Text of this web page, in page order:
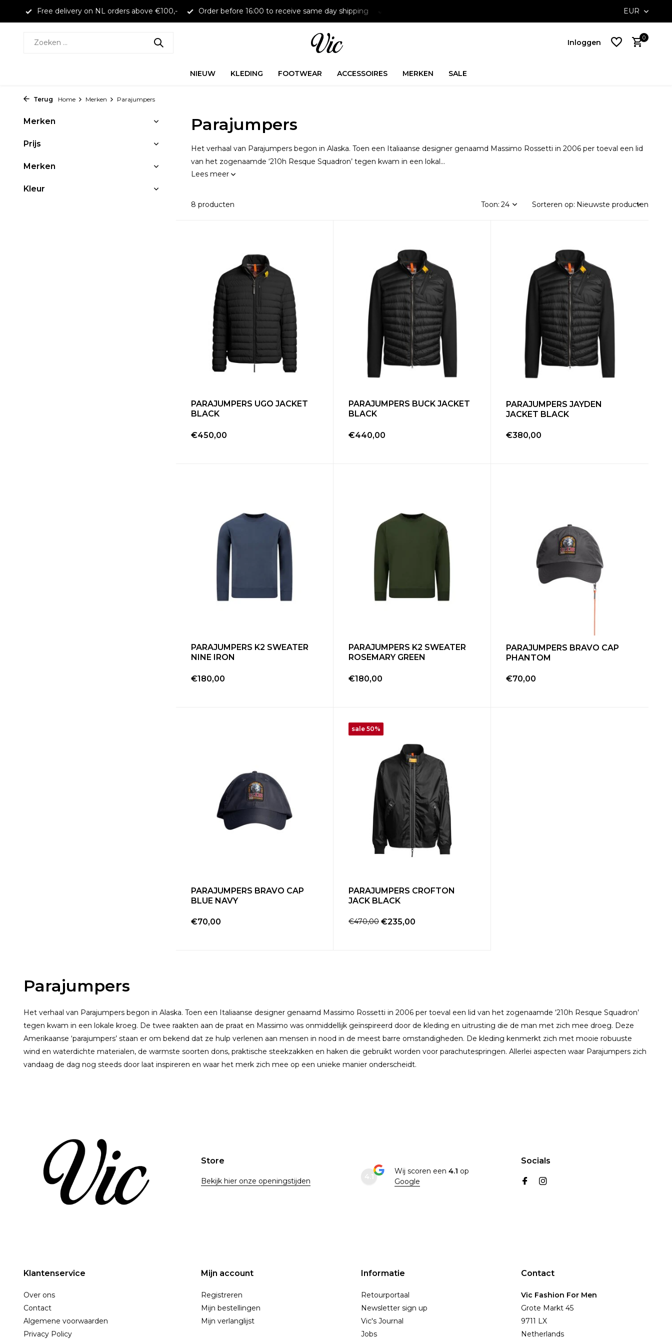
Free delivery on NL orders above €100,- Order before 16:00 to receive same day shipping Free delivery on NL orders above €100,-
EUR
Inloggen
0
NIEUW KLEDING FOOTWEAR ACCESSOIRES MERKEN SALE
Terug Home Merken Parajumpers
Merken
Prijs
Merken
Kleur
Parajumpers
Het verhaal van Parajumpers begon in Alaska. Toen een Italiaanse designer genaamd Massimo Rossetti in 2006 per toeval een lid
van het zogenaamde ‘210h Resque Squadron’ tegen kwam in een lokal...
Lees meer
8 producten Toon: Sorteren op:
PARAJUMPERS UGO JACKET
BLACK
€450,00
PARAJUMPERS BUCK JACKET
BLACK
€440,00
PARAJUMPERS JAYDEN
JACKET BLACK
€380,00
PARAJUMPERS K2 SWEATER
NINE IRON
€180,00
PARAJUMPERS K2 SWEATER
ROSEMARY GREEN
€180,00
PARAJUMPERS BRAVO CAP
PHANTOM
€70,00
PARAJUMPERS BRAVO CAP
BLUE NAVY
€70,00
sale 50%
PARAJUMPERS CROFTON
JACK BLACK
€470,00 €235,00
Parajumpers
Het verhaal van Parajumpers begon in Alaska. Toen een Italiaanse designer genaamd Massimo Rossetti in 2006 per toeval een lid van het zogenaamde ‘210h Resque Squadron’
tegen kwam in een lokale kroeg. De twee raakten aan de praat en Massimo was onmiddellijk geïnspireerd door de kleding en uitrusting die de man met zich mee droeg. Deze
Amerikaanse ‘parajumpers’ staan er om bekend dat ze hulp verlenen aan mensen in nood in de meest barre omstandigheden. De kleding kenmerkt zich met mooie robuuste
wind en waterdichte materialen, de warmste soorten dons, praktische steekzakken en haken die gebruikt worden voor parachutespringen. Allerlei aspecten waar Parajumpers zich
vandaag de dag nog steeds door laat inspireren en waar het merk zich mee op een unieke manier onderscheidt.
Store
Bekijk hier onze openingstijden
Wij scoren een 4.1 op
Google
Socials
Klantenservice
Over ons
Contact
Algemene voorwaarden
Privacy Policy
Mijn account
Registreren
Mijn bestellingen
Mijn verlanglijst
Informatie
Retourportaal
Newsletter sign up
Vic's Journal
Jobs
Contact
Vic Fashion For Men
Grote Markt 45
9711 LX
Netherlands